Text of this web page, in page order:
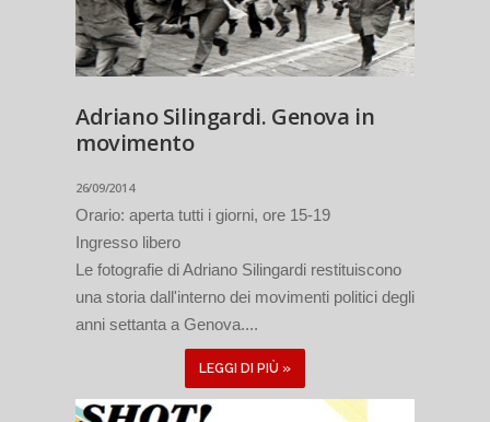
Adriano Silingardi. Genova in
movimento
26/09/2014
Orario: aperta tutti i giorni, ore 15-19
Ingresso libero
Le fotografie di Adriano Silingardi restituiscono
una storia dall'interno dei movimenti politici degli
anni settanta a Genova....
LEGGI DI PIÙ »